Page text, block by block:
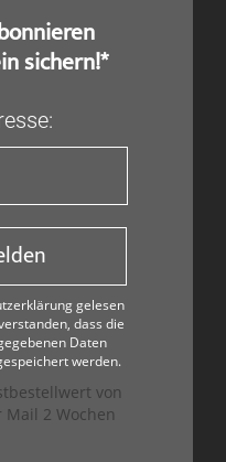
sichern!*
gelesen
dass die
Daten
werden.
von
Mail 2 Wochen